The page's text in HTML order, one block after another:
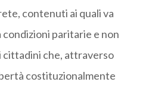
contenuti ai quali va
paritarie e non
che, attraverso
costituzionalmente